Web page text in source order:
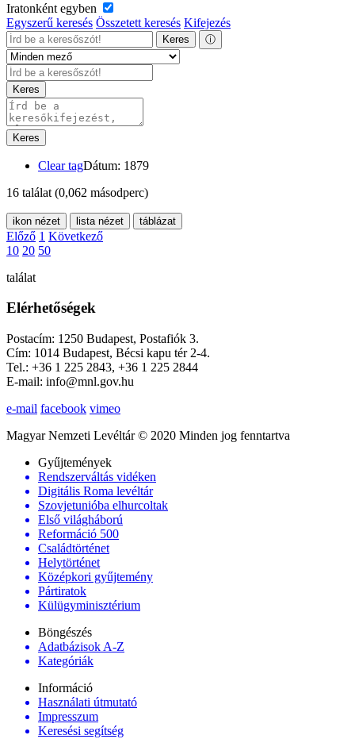
Iratonként egyben
Egyszerű keresés Összetett keresés Kifejezés
Keres ⓘ
Keres
Keres
Clear tagDátum: 1879
16 találat (0,062 másodperc)
ikon nézet lista nézet táblázat
Előző 1 Következő
10 20 50
találat
Elérhetőségek
Postacím: 1250 Budapest, Postafiók 3.
Cím: 1014 Budapest, Bécsi kapu tér 2-4.
Tel.: +36 1 225 2843, +36 1 225 2844
E-mail: info@mnl.gov.hu
e-mail facebook vimeo
Magyar Nemzeti Levéltár © 2020 Minden jog fenntartva
Gyűjtemények
Rendszerváltás vidéken
Digitális Roma levéltár
Szovjetunióba elhurcoltak
Első világháború
Reformáció 500
Családtörténet
Helytörténet
Középkori gyűjtemény
Pártiratok
Külügyminisztérium
Böngészés
Adatbázisok A-Z
Kategóriák
Információ
Használati útmutató
Impresszum
Keresési segítség